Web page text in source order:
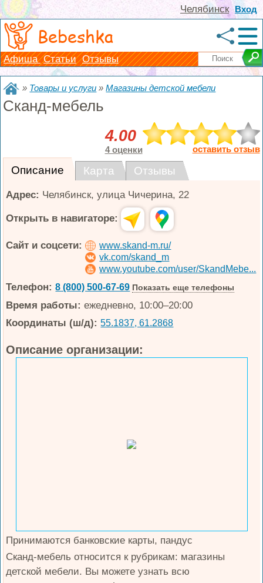
Вход
Челябинск
Bebeshka
Афиша Статьи Отзывы
» Товары и услуги »Магазины детской мебели
Сканд-мебель
4.00
4 оценки оставить отзыв
Описание Карта Отзывы
Адрес: Челябинск,улица Чичерина, 22
Открыть в навигаторе:
Сайт и соцсети:
www.skand-m.ru/
vk.com/skand_m
www.youtube.com/user/SkandMebe...
Телефон: 8 (800) 500-67-69 Показать еще телефоны
Время работы: ежедневно, 10:00–20:00
Координаты (ш/д): 55.1837, 61.2868
Описание организации:
Принимаются банковские карты, пандус
Сканд-мебель относится к рубрикам: магазины
детской мебели. Вы можете узнать всю